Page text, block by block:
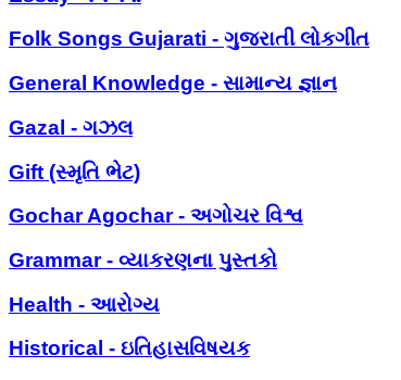
Folk Songs Gujarati - ગુજરાતી લોકગીત
General Knowledge - સામાન્ય જ્ઞાન
Gazal - ગઝલ
Gift (સ્મૃતિ ભેટ)
Gochar Agochar - અગોચર વિશ્વ
Grammar - વ્યાકરણના પુસ્તકો
Health - આરોગ્ય
Historical - ઇતિહાસવિષયક